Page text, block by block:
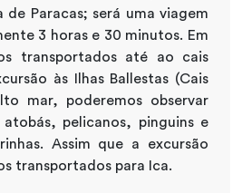
de Paracas; será uma viagem
3 horas e 30 minutos. Em
transportados até ao cais
às Ilhas Ballestas (Cais
mar, poderemos observar
atobás, pelicanos, pinguins e
Assim que a excursão
transportados para Ica.